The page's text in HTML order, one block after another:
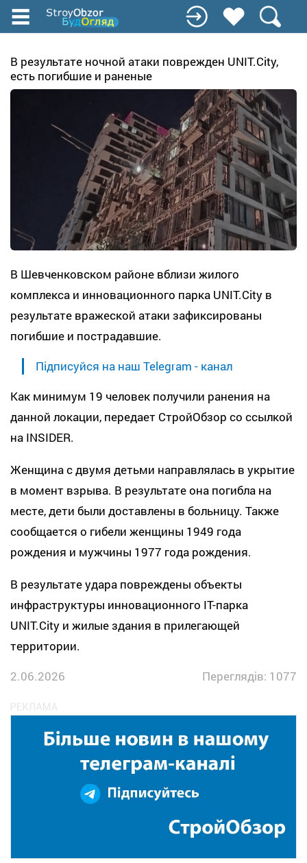
Перейти
содержанию
В результате ночной атаки поврежден UNIT.City,
есть погибшие и раненые
В Шевченковском районе вблизи жилого
комплекса и инновационного парка UNIT.City в
результате вражеской атаки зафиксированы
погибшие и пострадавшие.
Підписуйся на наш Telegram - канал
Как минимум 19 человек получили ранения на
данной локации, передает СтройОбзор со ссылкой
на INSIDER.
Женщина с двумя детьми направлялась в укрытие
в момент взрыва. В результате она погибла на
месте, дети были доставлены в больницу. Также
сообщается о гибели женщины 1949 года
рождения и мужчины 1977 года рождения.
В результате удара повреждены объекты
инфраструктуры инновационного IT-парка
UNIT.City и жилые здания в прилегающей
территории.
2.06.2026
Переглядів: 1077